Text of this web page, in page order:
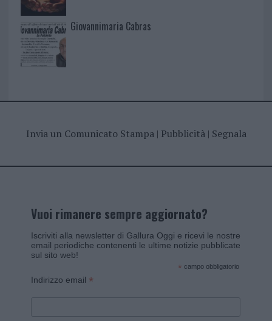
Giovannimaria Cabras
Invia un Comunicato Stampa| Pubblicità| Segnala
Vuoi rimanere sempre aggiornato?
Iscriviti alla newsletter di Gallura Oggi e ricevi le nostre
email periodiche contenenti le ultime notizie pubblicate
sul sito web!
* campo obbligatorio
Indirizzo email *